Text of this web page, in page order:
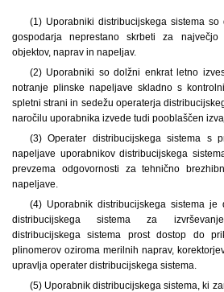
(1) Uporabniki distribucijskega sistema
gospodarja neprestano skrbeti za največjo
objektov, naprav in napeljav.
(2) Uporabniki so dolžni enkrat letno
notranje plinske napeljave skladno s
spletni strani in sedežu operaterja
naročilu uporabnika izvede tudi pooblaščen
(3) Operater distribucijskega sistema s
napeljave uporabnikov distribucijskega
prevzema odgovornosti za tehnično
napeljave.
(4) Uporabnik distribucijskega sistema je
distribucijskega sistema za
distribucijskega sistema prost dostop do
plinomerov oziroma merilnih naprav,
upravlja operater distribucijskega sistema.
(5) Uporabnik distribucijskega sistema, ki